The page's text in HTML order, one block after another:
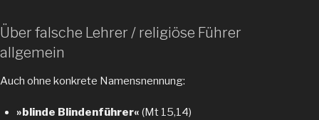
Über falsche Lehrer / religiöse Führer
allgemein
Auch ohne konkrete Namensnennung:
»blinde Blindenführer« (Mt 15,14)